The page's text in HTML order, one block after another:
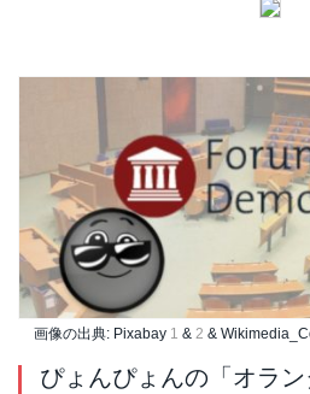
画像の出典: Pixabay 1 & 2 &
ぴょんぴょんの「オラ